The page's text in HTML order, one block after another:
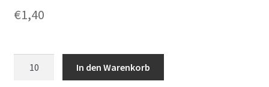
€1,40
In den Warenkorb